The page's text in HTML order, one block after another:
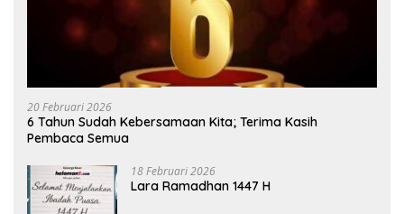
20 Februari 2026
6 Tahun Sudah Kebersamaan Kita; Terima Kasih
Pembaca Semua
18 Februari 2026
Lara Ramadhan 1447 H